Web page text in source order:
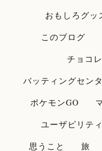
おもしろグッ
このブログ
チョコ
バッティングセン
ポケモンGO
ユーザビリティ
思うこと
旅